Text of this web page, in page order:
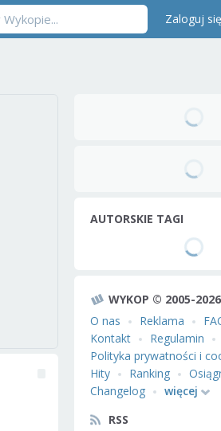
Zaloguj się
AUTORSKIE TAGI
WYKOP © 2005-2026
O nas
Reklama
Kontakt
Regulamin
Polityka prywatności i
Hity
Ranking
Changelog
więcej
RSS